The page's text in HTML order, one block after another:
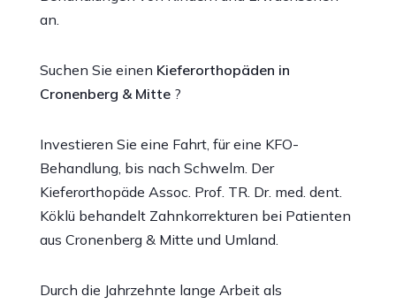
an.
Suchen Sie einen Kieferorthopäden in
Cronenberg & Mitte ?
Investieren Sie eine Fahrt, für eine KFO-
Behandlung, bis nach Schwelm. Der
Kieferorthopäde Assoc. Prof. TR. Dr. med. dent.
Köklü behandelt Zahnkorrekturen bei Patienten
aus Cronenberg & Mitte und Umland.
Durch die Jahrzehnte lange Arbeit als